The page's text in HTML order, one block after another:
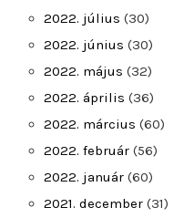
2022. július (30)
2022. június (30)
2022. május (32)
2022. április (36)
2022. március (60)
2022. február (56)
2022. január (60)
2021. december (31)